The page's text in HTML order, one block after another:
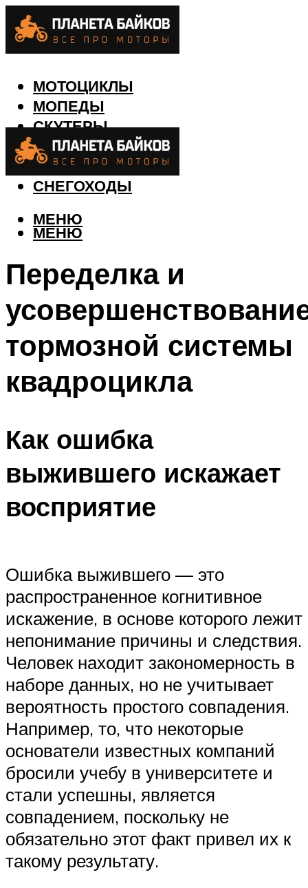
МОТОЦИКЛЫ
МОПЕДЫ
СКУТЕРЫ
КВАДРОЦИКЛЫ
ЛОДКИ
СНЕГОХОДЫ
МЕНЮ
МЕНЮ
Переделка и
тормозной системы
квадроцикла
Как ошибка
выжившего искажает
восприятие
Ошибка выжившего — это
распространенное когнитивное
искажение, в основе которого лежит
непонимание причины и следствия.
Человек находит закономерность в
наборе данных, но не учитывает
вероятность простого совпадения.
Например, то, что некоторые
основатели известных компаний
бросили учебу в университете и
стали успешны, является
совпадением, поскольку не
обязательно этот факт привел их к
такому результату.